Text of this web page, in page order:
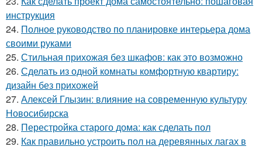
инструкция
24. Полное руководство по планировке интерьера дома
своими руками
25. Стильная прихожая без шкафов: как это возможно
26. Сделать из одной комнаты комфортную квартиру:
дизайн без прихожей
27. Алексей Глызин: влияние на современную культуру
Новосибирска
28. Перестройка старого дома: как сделать пол
29. Как правильно устроить пол на деревянных лагах в